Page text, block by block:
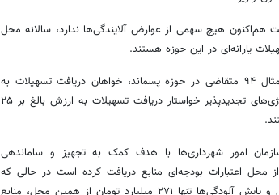
هیچ سهمی از عوارض آلایندگی‌ها ندارد، سالانه محل
یارانه‌ای در این حوزه هستند.
مدیرعامل صندوق ملی محیط زیست گفت: به‌طور مثال ۹۴ متقاضی در حوزه پسماند، خواهان دریافت تسهیلات به
تجدیدپذیر
خواستار دریافت تسهیلات به ارزش بالغ بر ۲۵
افزود: بر اساس لایحه بودجه ۱۴۰۳، سازمان امور شهرداری‌ها با هدف کمک به تجهیز و ساماندهی
محل اعتبارات بودجه‌ای منابع دریافت کرده است در حالی که